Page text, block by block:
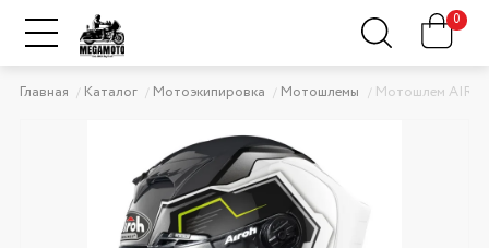
0
Главная Каталог Мотоэкипировка Мотошлемы Мотошлем